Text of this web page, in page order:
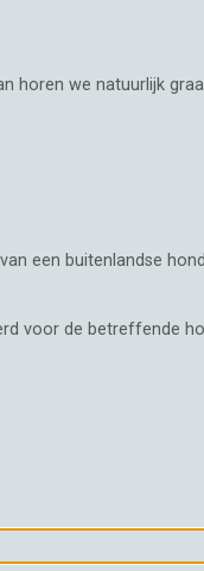
horen we natuurlijk
een buitenlandse
voor de betreffende